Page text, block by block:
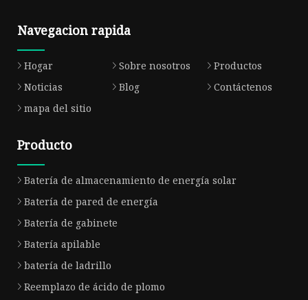
Navegacion rapida
Hogar Sobre nosotros
Productos
Noticias
Blog
Contáctenos
mapa del sitio
Producto
Batería de almacenamiento de energía solar
Batería de pared de energía
Batería de gabinete
Batería apilable
batería de ladrillo
Reemplazo de ácido de plomo